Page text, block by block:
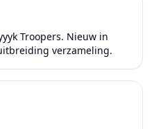
Troopers. Nieuw in
verzameling.